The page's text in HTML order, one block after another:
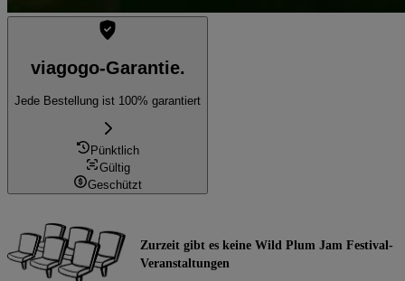
viagogo-Garantie.
Jede Bestellung ist 100% garantiert
Pünktlich
Gültig
Geschützt
Zurzeit gibt es keine Wild Plum Jam Festival-
Veranstaltungen